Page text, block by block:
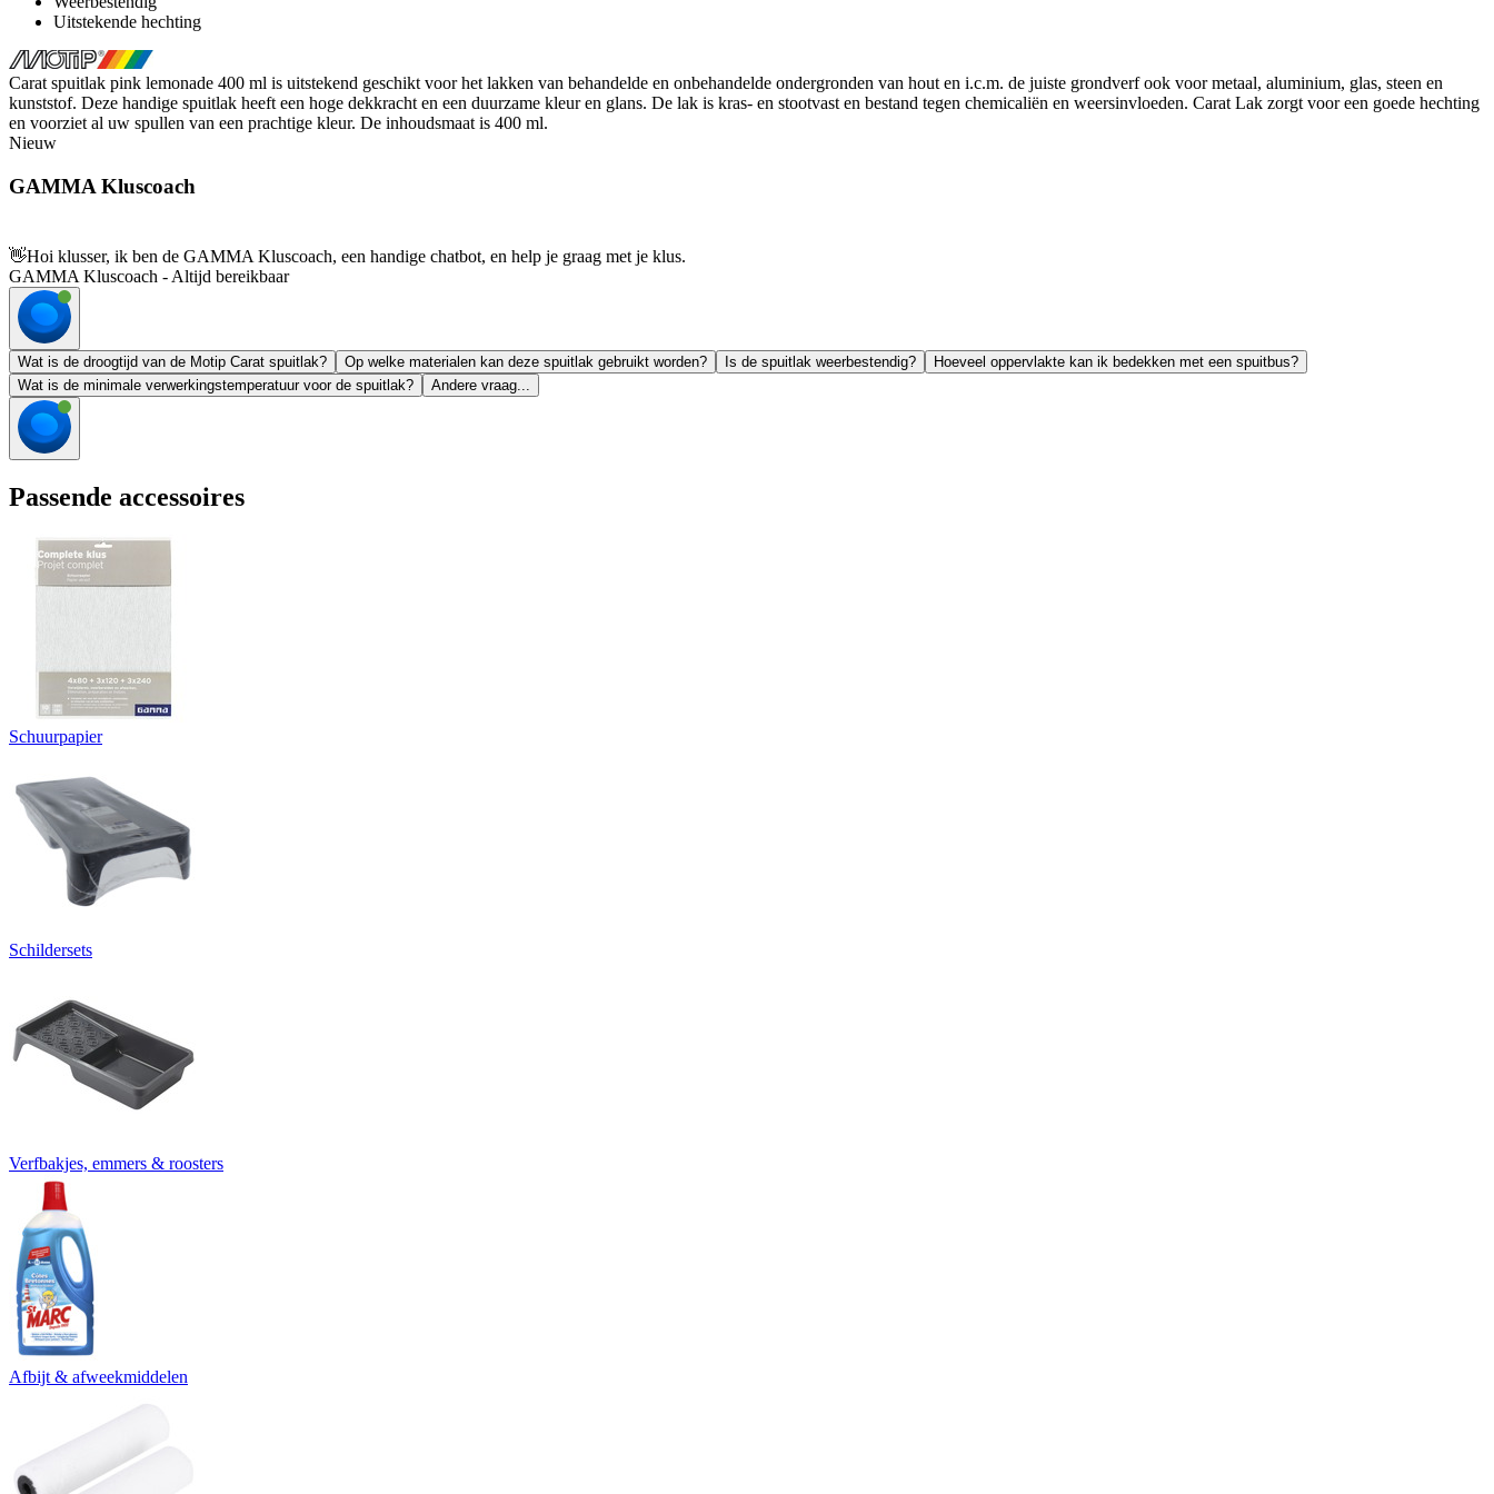
Uitstekende hechting
Carat spuitlak pink lemonade 400 ml is uitstekend geschikt voor het lakken van behandelde en onbehandelde ondergronden van hout en i.c.m. de juiste grondverf ook voor metaal, aluminium, glas, steen en
kunststof. Deze handige spuitlak heeft een hoge dekkracht en een duurzame kleur en glans. De lak is kras- en stootvast en bestand tegen chemicaliën en weersinvloeden. Carat Lak zorgt voor een goede hechting
en voorziet al uw spullen van een prachtige kleur. De inhoudsmaat is 400 ml.
Nieuw
GAMMA Kluscoach
👋Hoi klusser, ik ben de GAMMA Kluscoach, een handige chatbot, en help je graag met je klus.
GAMMA Kluscoach - Altijd bereikbaar
Wat is de droogtijd van de Motip Carat spuitlak? Op welke materialen kan deze spuitlak gebruikt worden? Is de spuitlak weerbestendig?
Hoeveel oppervlakte kan ik bedekken met een spuitbus?
Wat is de minimale verwerkingstemperatuur voor de spuitlak?
Andere vraag...
Passende accessoires
Schuurpapier
Schildersets
Verfbakjes, emmers & roosters
Afbijt & afweekmiddelen